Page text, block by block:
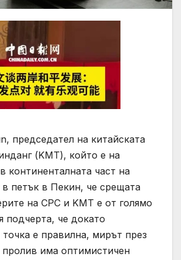
председател на китайската
(KMT), който е на
континенталната част на
в петък в Пекин, че срещата
на CPC и KMT е от голямо
подчерта, че докато
е правилна, мирът през
пролив има оптимистичен